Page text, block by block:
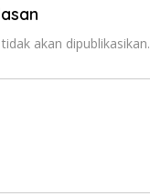
akan dipublikasikan.